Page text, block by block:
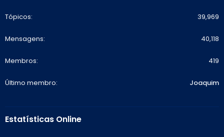
Tópicos 39,969
Mensagens 40,118
Membros 419
Último membro Joaquim
Estatísticas Online